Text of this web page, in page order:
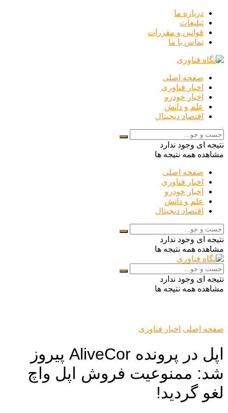
درباره ما
تبلیغات
قوانین و مقررات
تماس با ما
صفحه اصلی
اخبار فناوری
اخبار خودرو
علم و دانش
اقتصاد دیجیتال
نتیجه ای وجود ندارد
مشاهده همه نتیجه ها
صفحه اصلی
اخبار فناوری
اخبار خودرو
علم و دانش
اقتصاد دیجیتال
نتیجه ای وجود ندارد
مشاهده همه نتیجه ها
نتیجه ای وجود ندارد
مشاهده همه نتیجه ها
صفحه اصلی اخبار فناوری
اپل در پرونده AliveCor پیروز
شد: ممنوعیت فروش اپل واچ
لغو گردید!